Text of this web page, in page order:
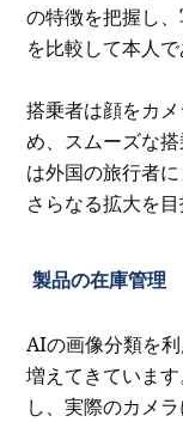
の特徴を把握し
を比較して本人
搭乗者は顔をカ
め、スムーズな
は外国の旅行者
さらなる拡大を目
製品の在庫管理
AIの画像分類を
増えてきていま
し、実際のカメ